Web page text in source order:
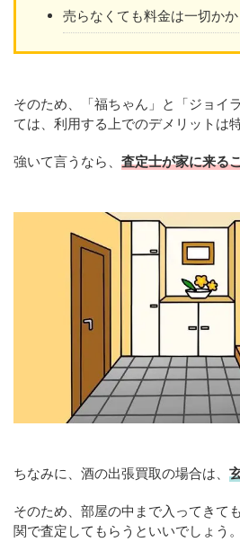
売らなくても料金は一切かか
そのため、「福ちゃん」と「ジョイ
ては、利用する上でのデメリットは
強いて言うなら、 査定士が家に来る
ちなみに、酒の出張買取の場合は、
そのため、部屋の中まで入ってきて
関で査定してもらうといいでしょう。